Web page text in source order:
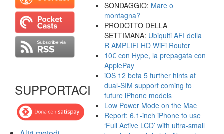
SUPPORTACI
SONDAGGIO: Mare o
montagna?
PRODOTTO DELLA
SETTIMANA: Ubiquiti AFI della
R AMPLIFI HD WiFi Router
10€ con Hype, la prepagata con
ApplePay
iOS 12 beta 5 further hints at
dual-SIM support coming to
future iPhone models
Low Power Mode on the Mac
Report: 6.1-inch iPhone to use
‘Full Active LCD’ with ultra-small